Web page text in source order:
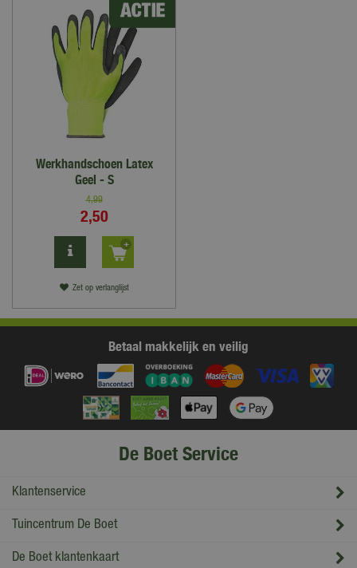
Werkhandschoen Latex
Geel - S
4,99
2,50
Zet op verlanglijst
Betaal makkelijk en veilig
De Boet Service
Klantenservice
Tuincentrum De Boet
De Boet klantenkaart